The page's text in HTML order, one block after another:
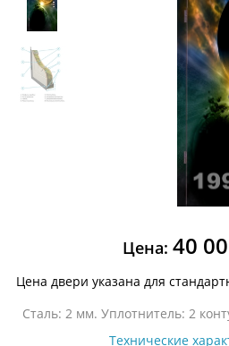
Цена: 40
Цена двери указана для
Сталь: 2 мм. Уплотнитель: 2
Технические